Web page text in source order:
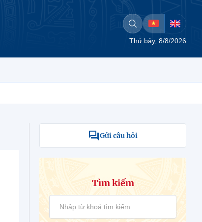
Thứ bảy, 8/8/2026
Gửi câu hỏi
Tìm kiếm